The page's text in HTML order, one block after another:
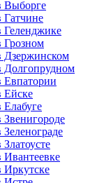
Выборге
Гатчине
Геленджике
Грозном
Дзержинском
Долгопрудном
Евпатории
Ейске
Иркутске